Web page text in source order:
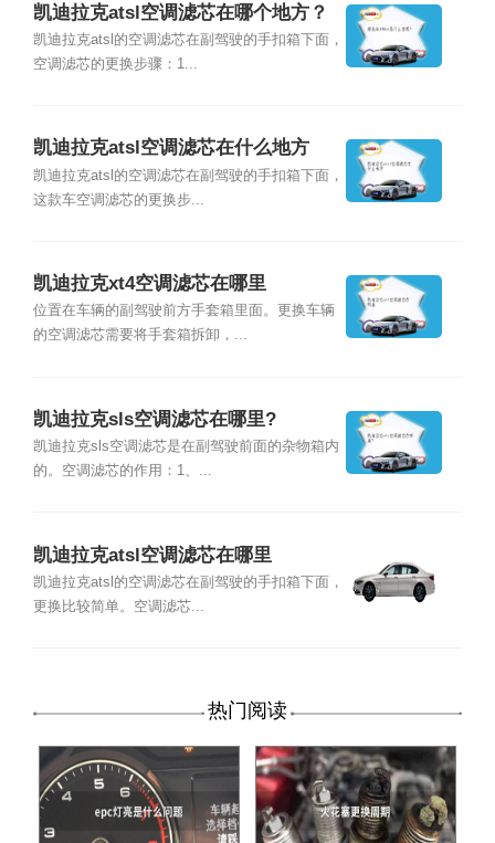
凯迪拉克atsl空调滤芯在哪个地方？
凯迪拉克atsl的空调滤芯在副驾驶的手扣箱下面，
空调滤芯的更换步骤：1...
凯迪拉克atsl空调滤芯在什么地方
凯迪拉克atsl的空调滤芯在副驾驶的手扣箱下面，
这款车空调滤芯的更换步...
凯迪拉克xt4空调滤芯在哪里
位置在车辆的副驾驶前方手套箱里面。更换车辆
的空调滤芯需要将手套箱拆卸，...
凯迪拉克sls空调滤芯在哪里?
凯迪拉克sls空调滤芯是在副驾驶前面的杂物箱内
的。空调滤芯的作用：1、...
凯迪拉克atsl空调滤芯在哪里
凯迪拉克atsl的空调滤芯在副驾驶的手扣箱下面，
更换比较简单。空调滤芯...
热门阅读